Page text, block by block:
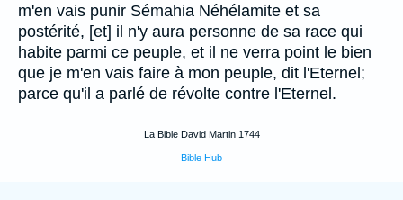
m'en vais punir Sémahia Néhélamite et sa
postérité, [et] il n'y aura personne de sa race qui
habite parmi ce peuple, et il ne verra point le bien
que je m'en vais faire à mon peuple, dit l'Eternel;
parce qu'il a parlé de révolte contre l'Eternel.
La Bible David Martin 1744
Bible Hub